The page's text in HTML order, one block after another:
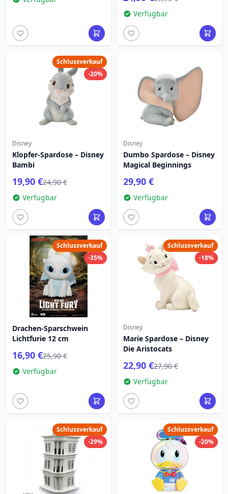
Verfügbar
Schlussverkauf
-20%
Disney
Klopfer-Spardose – Disney
Bambi
19,90 €24,90 €
Verfügbar
Disney
Dumbo Spardose – Disney
Magical Beginnings
29,90 €
Verfügbar
Schlussverkauf
-35%
Drachen-Sparschwein
Lichtfurie 12 cm
16,90 €25,90 €
Verfügbar
Schlussverkauf
-18%
Disney
Marie Spardose – Disney
Die Aristocats
22,90 €27,90 €
Verfügbar
Schlussverkauf
-29%
Schlussverkauf
-20%